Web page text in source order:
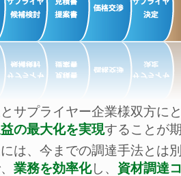
サプライヤー企業様双方に
の最大化を実現することが
は、今までの調達手法とは
業務を効率化し、 資材調達